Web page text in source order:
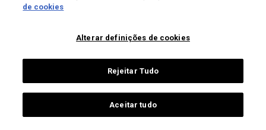
de cookies
Alterar definições de cookies
Rejeitar Tudo
Aceitar tudo